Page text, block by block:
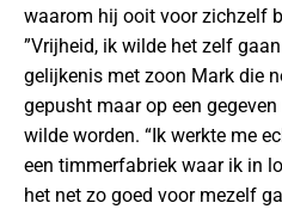
waarom hij ooit voor zichzelf
”Vrijheid, ik wilde het zelf
gelijkenis met zoon Mark die
gepusht maar op een
wilde worden. “Ik werkte me
een timmerfabriek waar ik in
het net zo goed voor mezelf